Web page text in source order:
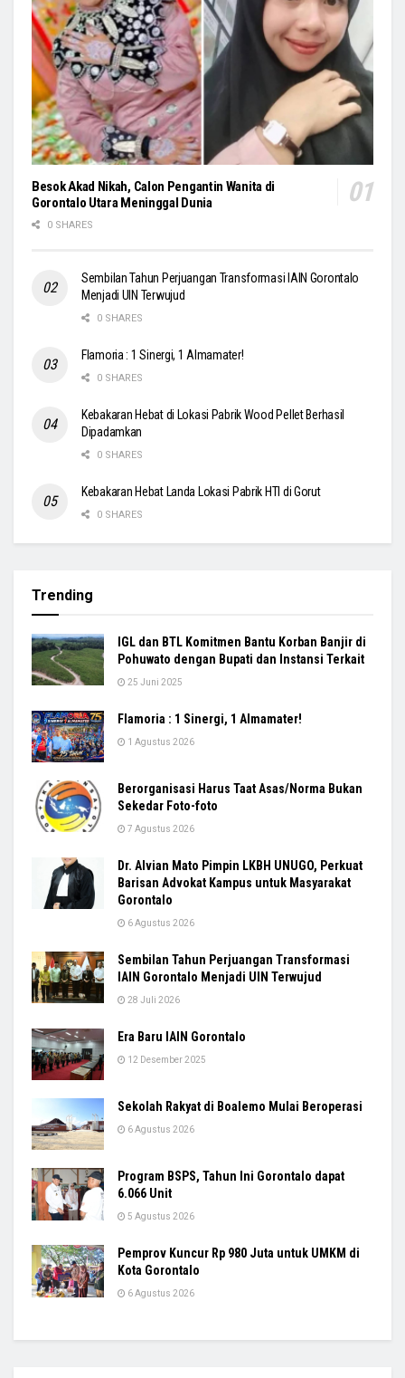
Besok Akad Nikah, Calon Pengantin Wanita di
Gorontalo Utara Meninggal Dunia
0 SHARES
Sembilan Tahun Perjuangan Transformasi IAIN Gorontalo
Menjadi UIN Terwujud
0 SHARES
Flamoria : 1 Sinergi, 1 Almamater!
0 SHARES
Kebakaran Hebat di Lokasi Pabrik Wood Pellet Berhasil
Dipadamkan
0 SHARES
Kebakaran Hebat Landa Lokasi Pabrik HTI di Gorut
0 SHARES
Trending
IGL dan BTL Komitmen Bantu Korban Banjir di
Pohuwato dengan Bupati dan Instansi Terkait
25 Juni 2025
Flamoria : 1 Sinergi, 1 Almamater!
1 Agustus 2026
Berorganisasi Harus Taat Asas/Norma Bukan
Sekedar Foto-foto
7 Agustus 2026
Dr. Alvian Mato Pimpin LKBH UNUGO, Perkuat
Barisan Advokat Kampus untuk Masyarakat
Gorontalo
6 Agustus 2026
Sembilan Tahun Perjuangan Transformasi
IAIN Gorontalo Menjadi UIN Terwujud
28 Juli 2026
Era Baru IAIN Gorontalo
12 Desember 2025
Sekolah Rakyat di Boalemo Mulai Beroperasi
6 Agustus 2026
Program BSPS, Tahun Ini Gorontalo dapat
6.066 Unit
5 Agustus 2026
Pemprov Kuncur Rp 980 Juta untuk UMKM di
Kota Gorontalo
6 Agustus 2026